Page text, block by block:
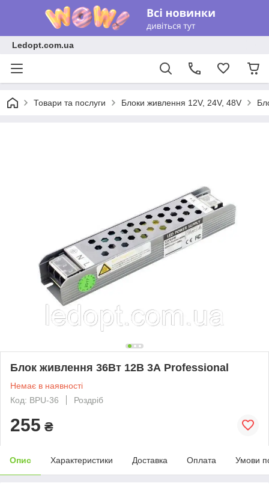
Ledopt.com.ua
Товари та послуги Блоки живлення 12V, 24V, 48V
Блок живлення 36Вт 12В 3А Professional
Немає в наявності
Код: BPU-36
Роздріб
255 ₴
Опис Характеристики Доставка Оплата Умови